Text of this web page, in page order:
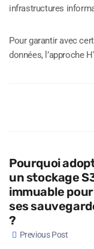
infrastructures
Pour garantir avec
données, l’approche
Pourquoi
un stockage
immuable pour
ses
?
Previous Post